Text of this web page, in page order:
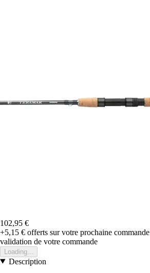
102,95 €
+5,15 € offerts sur votre prochaine commande
validation de votre commande
Loading...
Description